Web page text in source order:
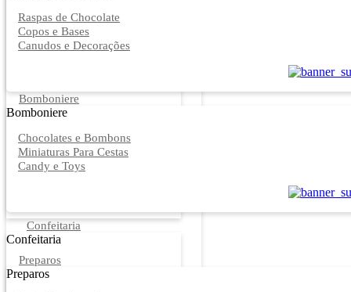
Raspas de Chocolate
Copos e Bases
Canudos e Decorações
Bomboniere
Bomboniere
Chocolates e Bombons
Miniaturas Para Cestas
Candy e Toys
Confeitaria
Confeitaria
Preparos
Preparos